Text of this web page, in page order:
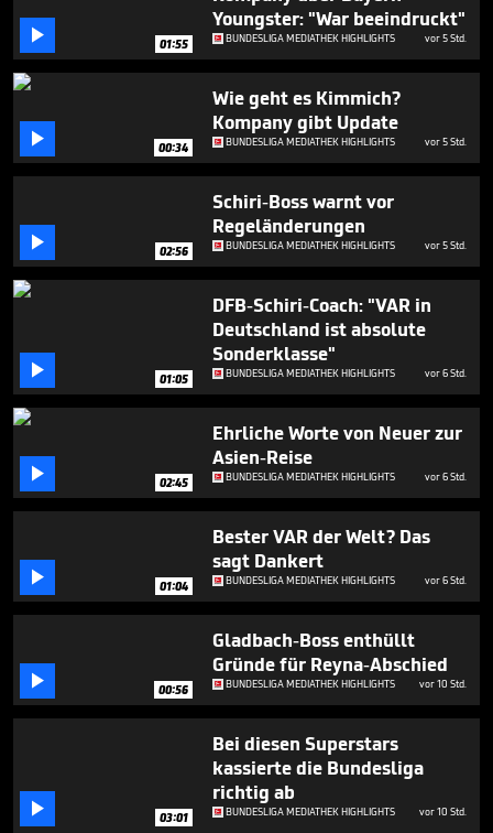
 01:55
Youngster: "War beeindruckt"
BUNDESLIGA MEDIATHEK HIGHLIGHTS vor 5 Std.
 00:34
Wie geht es Kimmich?
Kompany gibt Update
BUNDESLIGA MEDIATHEK HIGHLIGHTS vor 5 Std.
 02:56
Schiri-Boss warnt vor
Regeländerungen
BUNDESLIGA MEDIATHEK HIGHLIGHTS vor 5 Std.
 01:05
DFB-Schiri-Coach: "VAR in
Deutschland ist absolute
Sonderklasse"
BUNDESLIGA MEDIATHEK HIGHLIGHTS vor 6 Std.
 02:45
Ehrliche Worte von Neuer zur
Asien-Reise
BUNDESLIGA MEDIATHEK HIGHLIGHTS vor 6 Std.
 01:04
Bester VAR der Welt? Das
sagt Dankert
BUNDESLIGA MEDIATHEK HIGHLIGHTS vor 6 Std.
 00:56
Gladbach-Boss enthüllt
Gründe für Reyna-Abschied
BUNDESLIGA MEDIATHEK HIGHLIGHTS vor 10 Std.
 03:01
Bei diesen Superstars
kassierte die Bundesliga
richtig ab
BUNDESLIGA MEDIATHEK HIGHLIGHTS vor 10 Std.